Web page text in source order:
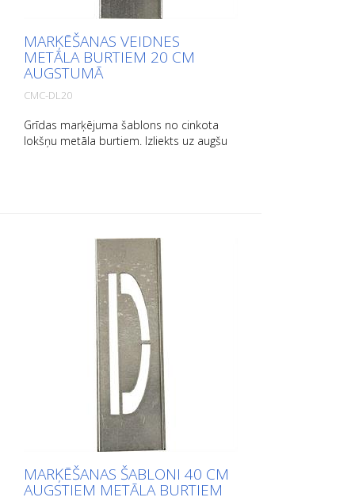
MARĶĒŠANAS VEIDNES
METĀLA BURTIEM 20 CM
AUGSTUMĀ
CMC-DL20
Grīdas marķējuma šablons no cinkota
lokšņu metāla burtiem. Izliekts uz augšu
MARĶĒŠANAS ŠABLONI 40 CM
AUGSTIEM METĀLA BURTIEM